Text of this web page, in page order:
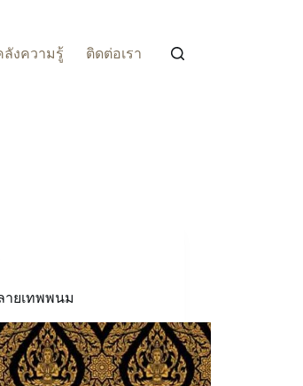
ลังความรู้ ติดต่อเรา
ายเทพพนม